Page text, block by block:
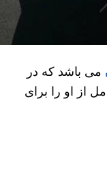
می باشد که در
از او را برای